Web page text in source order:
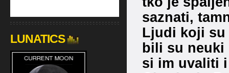
saznati,
Ljudi koji su
bili su neuki
si im uvaliti
LUNATICS